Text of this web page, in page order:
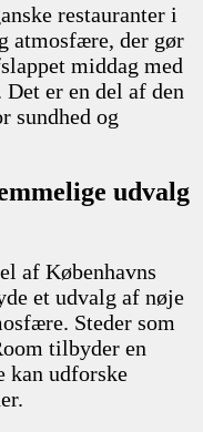
restauranter i
atmosfære, der gør
middag med
er en del af den
sundhed og
udvalg
af Københavns
et udvalg af nøje
Steder som
tilbyder en
kan udforske